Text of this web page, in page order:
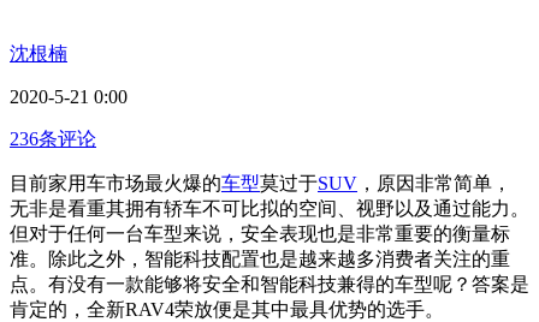
沈根楠
2020-5-21 0:00
236条评论
目前家用车市场最火爆的车型莫过于SUV ，原因非常简单，
无非是看重其拥有轿车不可比拟的空间、视野以及通过能力。
但对于任何一台车型来说，安全表现也是非常重要的衡量标
准。除此之外，智能科技配置也是越来越多消费者关注的重
点。有没有一款能够将安全和智能科技兼得的车型呢？答案是
肯定的，全新RAV4荣放便是其中最具优势的选手。